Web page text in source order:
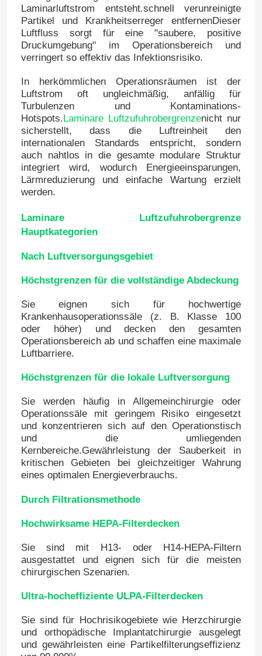
Haus
Produkte
Fabrik-Ausflug
Qualitätskontrolle
Treten Sie mit uns in Verbindung
Fälle
Modularer Reinraum
Laminarluftstrom entsteht.schnell verunreinigte
Partikel und Krankheitserreger entfernenDieser
Luftfluss sorgt für eine "saubere, positive
Druckumgebung" im Operationsbereich und
verringert so effektiv das Infektionsrisiko.
In herkömmlichen Operationsräumen ist der
Luftstrom oft ungleichmäßig, anfällig für
Turbulenzen und Kontaminations-
Hotspots.Laminare Luftzufuhrobergrenzenicht nur
sicherstellt, dass die Luftreinheit den
internationalen Standards entspricht, sondern
auch nahtlos in die gesamte modulare Struktur
integriert wird, wodurch Energieeinsparungen,
Lärmreduzierung und einfache Wartung erzielt
werden.
Laminare Luftzufuhrobergrenze
Hauptkategorien
Nach Luftversorgungsgebiet
Höchstgrenzen für die vollständige Abdeckung
Sie eignen sich für hochwertige
Krankenhausoperationssäle (z. B. Klasse 100
oder höher) und decken den gesamten
Operationsbereich ab und schaffen eine maximale
Luftbarriere.
Höchstgrenzen für die lokale Luftversorgung
Sie werden häufig in Allgemeinchirurgie oder
Operationssäle mit geringem Risiko eingesetzt
und konzentrieren sich auf den Operationstisch
und die umliegenden
Kernbereiche.Gewährleistung der Sauberkeit in
kritischen Gebieten bei gleichzeitiger Wahrung
eines optimalen Energieverbrauchs.
Durch Filtrationsmethode
Hochwirksame HEPA-Filterdecken
Sie sind mit H13- oder H14-HEPA-Filtern
ausgestattet und eignen sich für die meisten
chirurgischen Szenarien.
Ultra-hocheffiziente ULPA-Filterdecken
Sie sind für Hochrisikogebiete wie Herzchirurgie
und orthopädische Implantatchirurgie ausgelegt
und gewährleisten eine Partikelfilterungseffizienz